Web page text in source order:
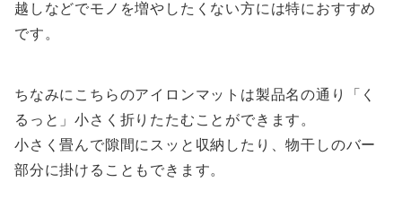
越しなどでモノを増やしたくない方には特におすすめ
です。
ちなみにこちらのアイロンマットは製品名の通り「く
るっと」小さく折りたたむことができます。
小さく畳んで隙間にスッと収納したり、物干しのバー
部分に掛けることもできます。